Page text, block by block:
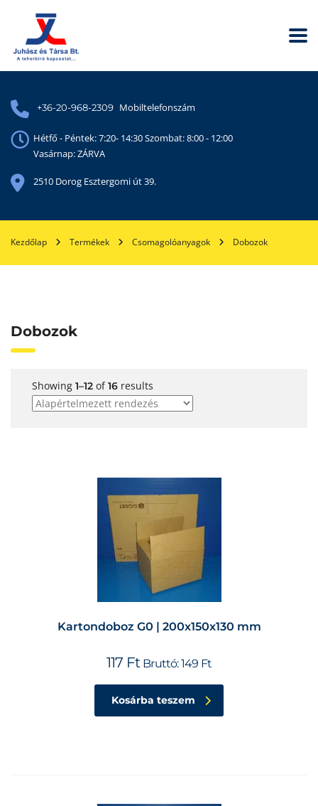
+36-20-968-2309 Mobiltelefonszám
Hétfő - Péntek: 7:20- 14:30 Szombat: 8:00 - 12:00
Vasárnap: ZÁRVA
2510 Dorog Esztergomi út 39.
Kezdőlap Termékek Csomagolóanyagok Dobozok
Dobozok
Showing 1–12 of16 results
Kartondoboz G0 | 200x150x130 mm
117 Ft Bruttó:149 Ft
Kosárba teszem